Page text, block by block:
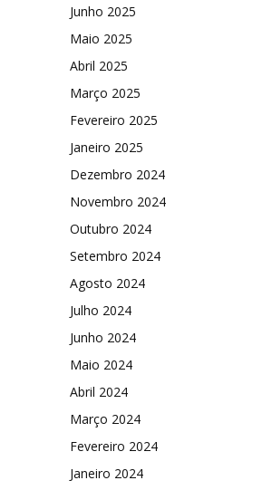
Junho 2025
Maio 2025
Abril 2025
Março 2025
Fevereiro 2025
Janeiro 2025
Dezembro 2024
Novembro 2024
Outubro 2024
Setembro 2024
Agosto 2024
Julho 2024
Junho 2024
Maio 2024
Abril 2024
Março 2024
Fevereiro 2024
Janeiro 2024